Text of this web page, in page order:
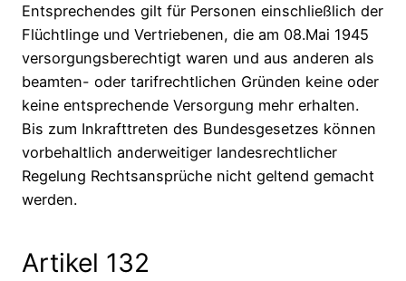
Entsprechendes gilt für Personen einschließlich der
Flüchtlinge und Vertriebenen, die am 08.Mai 1945
versorgungsberechtigt waren und aus anderen als
beamten- oder tarifrechtlichen Gründen keine oder
keine entsprechende Versorgung mehr erhalten.
Bis zum Inkrafttreten des Bundesgesetzes können
vorbehaltlich anderweitiger landesrechtlicher
Regelung Rechtsansprüche nicht geltend gemacht
werden.
Artikel 132